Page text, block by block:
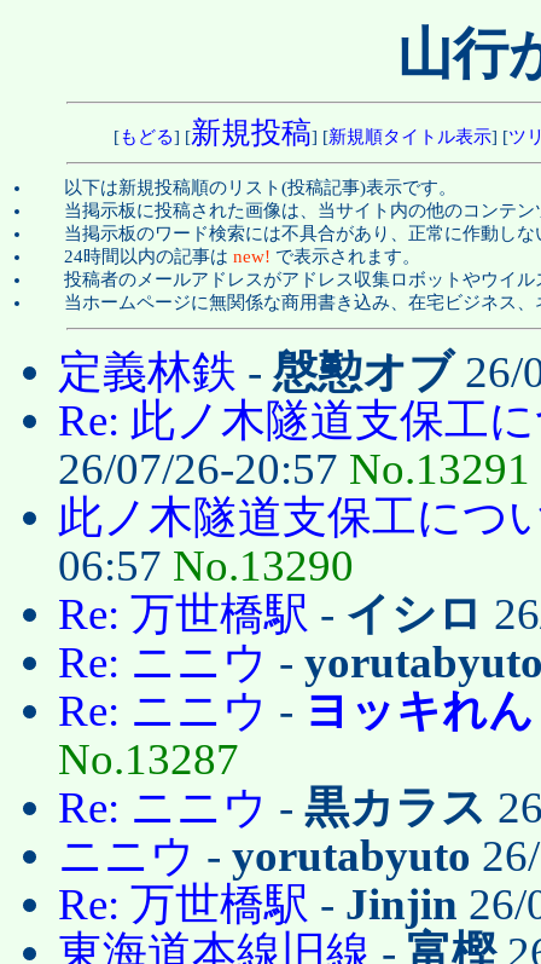
山行
[もどる] [新規投稿] [新規順タイトル表示] [ツ
以下は新規投稿順のリスト(投稿記事)表示です。
当掲示板に投稿された画像は、当サイト内の他のコンテ
当掲示板のワード検索には不具合があり、正常に作動し
24時間以内の記事はnew! で表示されます。
投稿者のメールアドレスがアドレス収集ロボットやウイ
当ホームページに無関係な商用書き込み、在宅ビジネス
定義林鉄 - 慇懃オブ26/
Re: 此ノ木隧道支保工
26/07/26-20:57 No.13291
此ノ木隧道支保工につ
06:57 No.13290
Re: 万世橋駅 - イシロ
Re: ニニウ -
Re: ニニウ - ヨッキれ
No.13287
Re: ニニウ - 黒カラス
ニニウ - yorutabyuto
Re: 万世橋駅 - Jinjin 26/
東海道本線旧線 - 富樫